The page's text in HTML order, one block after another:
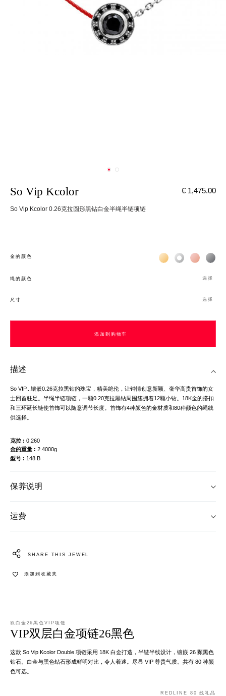
So Vip Kcolor
So Vip Kcolor 0.26克拉圆形黑钻白金半绳半链项链
€ 1,475.00
金的颜色 Жёлтое золото 18К
Белое золото
Розовое
绳的颜色 选择
尺寸 选择
添加到购物车
描述
So VIP...镶嵌0.26克拉黑钻的珠宝，精美绝伦，让钟情创意新颖、奢华高贵首饰的女
士回首驻足。半绳半链项链，一颗0.20克拉黑钻周围簇拥着12颗小钻。18K金的搭扣
和三环延长链使首饰可以随意调节长度。首饰有4种颜色的金材质和80种颜色的绳线
供选择。
克拉
0,260
金的重量
2.4000g
型号
148 B
保养说明
运费
SHARE THIS JEWEL
添加到收藏夹
双白金26黑色VIP项链
VIP双层白金项链26黑色
这款 So Vip Kcolor Double 项链采用 18K 白金打造，半链半线设计，镶嵌 26 颗黑色
钻石。白金与黑色钻石形成鲜明对比，令人着迷。尽显 VIP 尊贵气质。共有 80 种颜
色可选。
REDLINE 80 线礼品